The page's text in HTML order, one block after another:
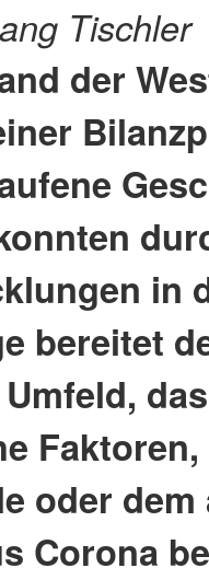
Tischler
der
in
bereitet
oder
Corona